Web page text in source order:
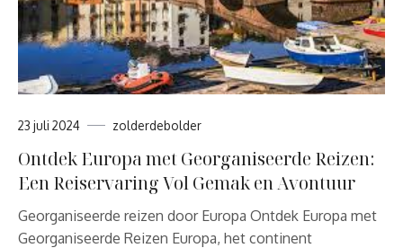
23 juli 2024 zolderdebolder
Ontdek Europa met Georganiseerde Reizen:
Een Reiservaring Vol Gemak en Avontuur
Georganiseerde reizen door Europa Ontdek Europa met
Georganiseerde Reizen Europa, het continent